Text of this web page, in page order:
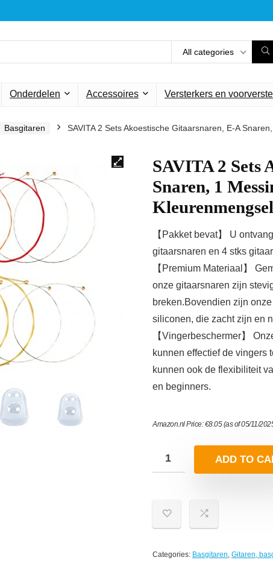
All categories
Onderdelen Accessoires Versterkers en
Basgitaren SAVITA 2 Sets Akoestische Gitaarsnaren, E-A
SAVITA 2 Sets
Snaren, 1
【Pakket bevat】 U
gitaarsnaren en 4 stks
【Premium Materiaal】
onze gitaarsnaren zijn
breken.Bovendien zijn
siliconen, die zacht zijn en
【Vingerbeschermer】
kunnen effectief de vingers
kunnen ook de flexibiliteit
en beginners.
Amazon.nl Price:€8.05(as of 05/11/
ADD TO
Categories: Basgitaren Gitaren,